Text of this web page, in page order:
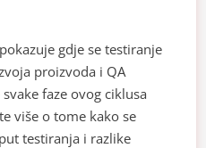
gdje se testiranje
proizvoda i QA
faze ovog ciklusa
više o tome kako se
testiranja i razlike